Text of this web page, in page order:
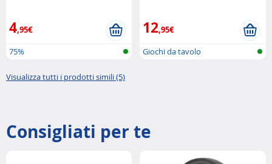
4,95€
75%
12,95€
Giochi da tavolo
Visualizza tutti i prodotti simili (5)
Consigliati per te